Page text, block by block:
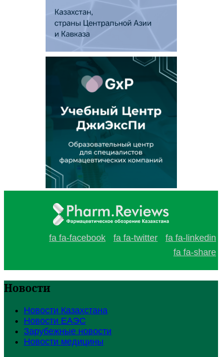
fa fa-facebook fa fa-twitter
fa fa-linkedin
fa fa-share
Новости
Новости Казахстана
Новости ЕАЭС
Зарубежные новости
Новости медицины